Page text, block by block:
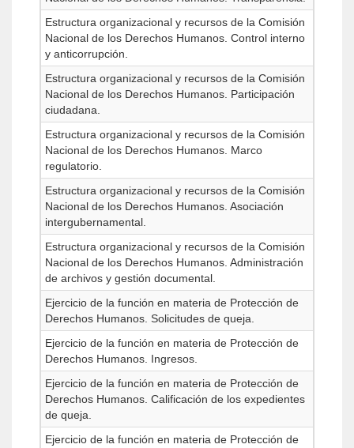
Estructura organizacional y recursos de la Comisión
Nacional de los Derechos Humanos. Control interno
y anticorrupción.
Estructura organizacional y recursos de la Comisión
Nacional de los Derechos Humanos. Participación
ciudadana.
Estructura organizacional y recursos de la Comisión
Nacional de los Derechos Humanos. Marco
regulatorio.
Estructura organizacional y recursos de la Comisión
Nacional de los Derechos Humanos. Asociación
intergubernamental.
Estructura organizacional y recursos de la Comisión
Nacional de los Derechos Humanos. Administración
de archivos y gestión documental.
Ejercicio de la función en materia de Protección de
Derechos Humanos. Solicitudes de queja.
Ejercicio de la función en materia de Protección de
Derechos Humanos. Ingresos.
Ejercicio de la función en materia de Protección de
Derechos Humanos. Calificación de los expedientes
de queja.
Ejercicio de la función en materia de Protección de